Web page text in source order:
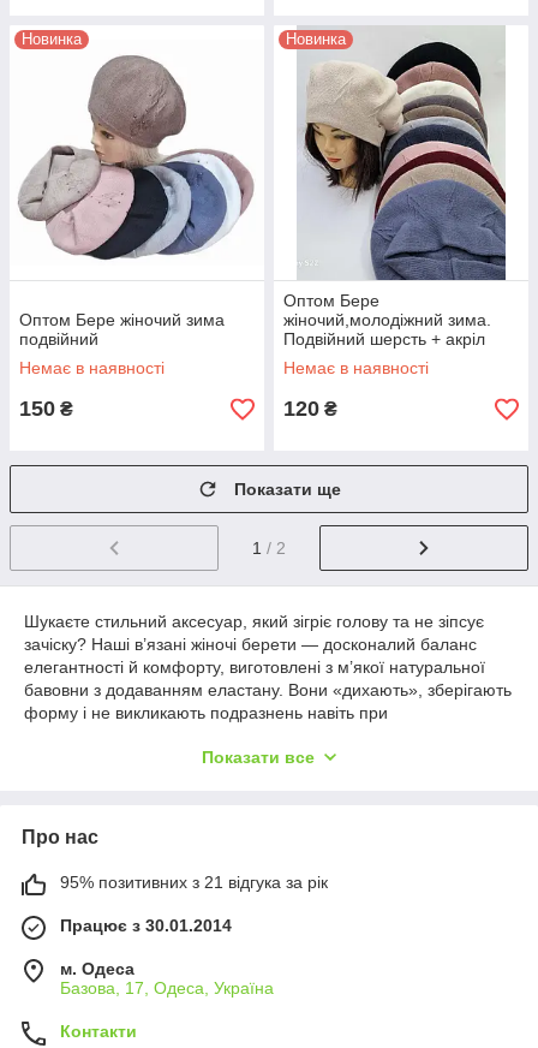
Новинка
Оптом Бере жіночий зима
подвійний
Немає в наявності
150 ₴
Новинка
Оптом Бере
жіночий,молодіжний зима.
Подвійний шерсть + акріл
Немає в наявності
120 ₴
Показати ще
1 / 2
Шукаєте стильний аксесуар, який зігріє голову та не зіпсує
зачіску? Наші в’язані жіночі берети — досконалий баланс
елегантності й комфорту, виготовлені з м’якої натуральної
бавовни з додаванням еластану. Вони «дихають», зберігають
форму і не викликають подразнень навіть при
Гіпоалергенні матеріали
Флісова підкладка у зимових варіантах зберігає
до 15 % для постійних клієнтів
Швидка доставкаНовою поштою чи Ін-Тайм
протягом 24 год
Показати все
Про нас
95% позитивних з 21 відгука за рік
Працює з 30.01.2014
м. Одеса
Базова, 17, Одеса, Україна
Контакти